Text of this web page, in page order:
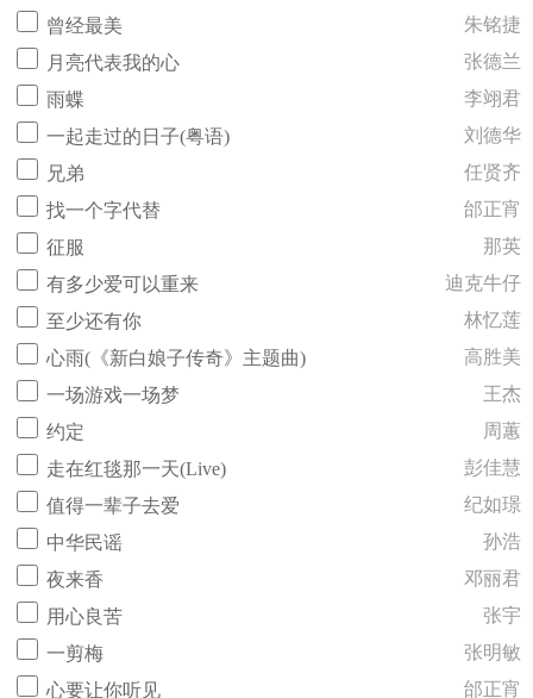
曾经最美
朱铭捷
月亮代表我的心
张德兰
雨蝶
李翊君
一起走过的日子(粤语)
刘德华
兄弟
任贤齐
找一个字代替
邰正宵
征服
那英
有多少爱可以重来
迪克牛仔
至少还有你
林忆莲
心雨(《新白娘子传奇》主题曲)
高胜美
一场游戏一场梦
王杰
约定
周蕙
走在红毯那一天(Live)
彭佳慧
值得一辈子去爱
纪如璟
中华民谣
孙浩
夜来香
邓丽君
用心良苦
张宇
一剪梅
张明敏
心要让你听见
邰正宵